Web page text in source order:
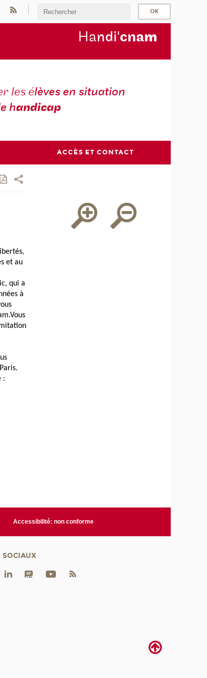
Handi'cnam
les élèves en situation
handicap
ACCÈS ET CONTACT
et au
qui a
à
Vous
:
Accessibilité: non conforme
SOCIAUX